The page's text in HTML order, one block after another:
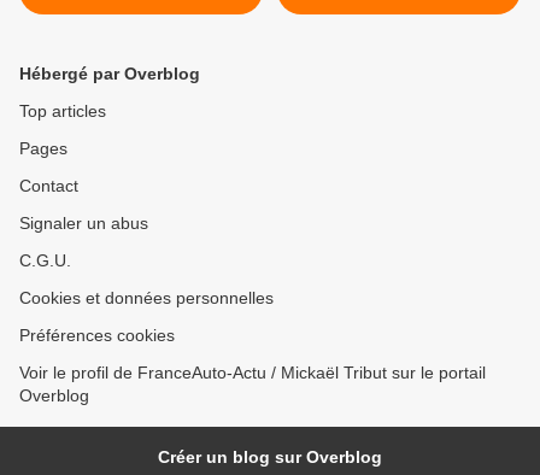
Hébergé par Overblog
Top articles
Pages
Contact
Signaler un abus
C.G.U.
Cookies et données personnelles
Préférences cookies
Voir le profil de FranceAuto-Actu / Mickaël Tribut sur le portail
Overblog
Créer un blog sur Overblog